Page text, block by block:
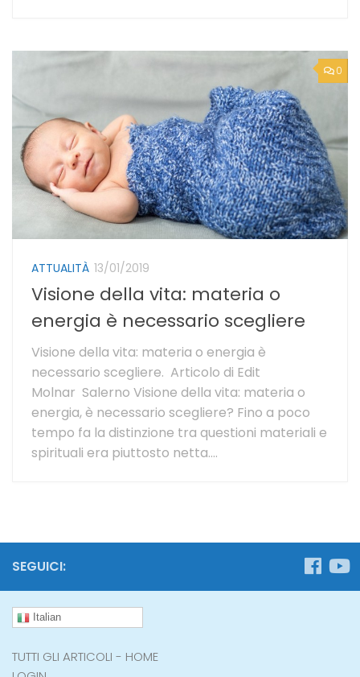
0
ATTUALITÀ 13/01/2019
Visione della vita: materia o
energia è necessario scegliere
Visione della vita: materia o energia è
necessario scegliere. Articolo di Edit
Molnar Salerno Visione della vita: materia o
energia, è necessario scegliere? Fino a poco
tempo fa la distinzione tra questioni materiali e
spirituali era piuttosto netta....
SEGUICI:
Italian
TUTTI GLI ARTICOLI - HOME